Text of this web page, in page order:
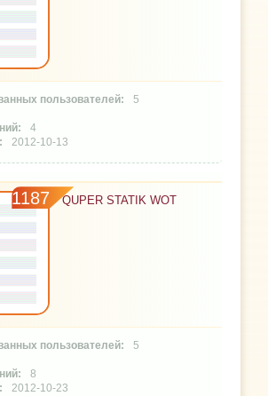
5
4
2012-10-13
1187 QUPER STATIK WOT
5
8
2012-10-23